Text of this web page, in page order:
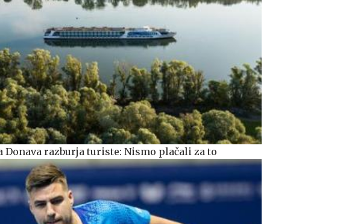
Donava razburja turiste: Nismo plačali za to